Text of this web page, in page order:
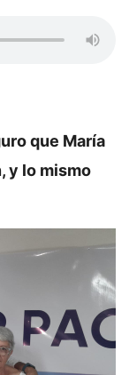
que María
y lo mismo